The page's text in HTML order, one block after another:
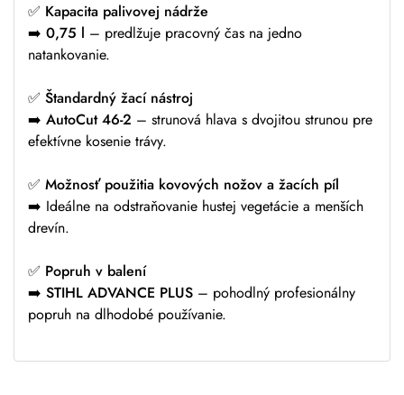
✅ Kapacita palivovej nádrže
➡️ 0,75 l – predlžuje pracovný čas na jedno
natankovanie.
✅ Štandardný žací nástroj
➡️ AutoCut 46-2 – strunová hlava s dvojitou strunou pre
efektívne kosenie trávy.
✅ Možnosť použitia kovových nožov a žacích píl
➡️ Ideálne na odstraňovanie hustej vegetácie a menších
drevín.
✅ Popruh v balení
➡️ STIHL ADVANCE PLUS – pohodlný profesionálny
popruh na dlhodobé používanie.